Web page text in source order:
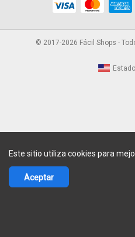
© 2017-2026 Fácil Shops -
Este sitio utiliza cookies para
Aceptar